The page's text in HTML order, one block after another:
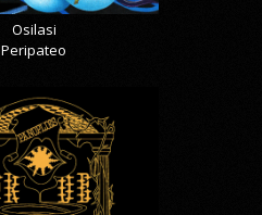
Osilasi
Peripateo